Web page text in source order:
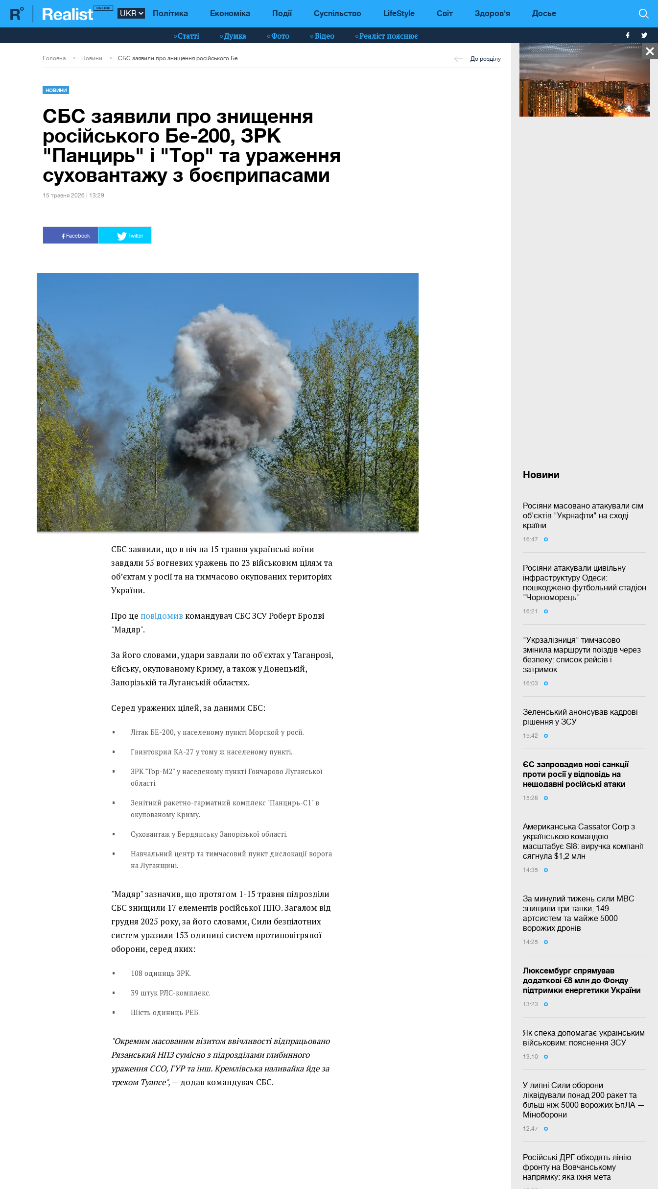
Політика Економіка Події Суспільство LifeStyle Світ Здоров'я Досье
Статті Думка Фото Відео Реаліст пояснює
Новини
Росіяни масовано атакували сім
об'єктів "Укрнафти" на сході
країни
16:47
Росіяни атакували цивільну
інфраструктуру Одеси:
пошкоджено футбольний стадіон
"Чорноморець"
16:21
"Укрзалізниця" тимчасово
змінила маршрути поїздів через
безпеку: список рейсів і
затримок
16:03
Зеленський анонсував кадрові
рішення у ЗСУ
15:42
ЄС запровадив нові санкції
проти росії у відповідь на
нещодавні російські атаки
15:26
Американська Cassator Corp з
українською командою
масштабує SI8: виручка компанії
сягнула $1,2 млн
14:35
За минулий тижень сили МВС
знищили три танки, 149
артсистем та майже 5000
ворожих дронів
14:25
Люксембург спрямував
додаткові €8 млн до Фонду
підтримки енергетики України
13:23
Як спека допомагає українським
військовим: пояснення ЗСУ
13:10
У липні Сили оборони
ліквідували понад 200 ракет та
більш ніж 5000 ворожих БпЛА —
Міноборони
12:47
Російські ДРГ обходять лінію
фронту на Вовчанському
напрямку: яка їхня мета
Головна Новини До розділу
НОВИНИ
СБС заявили про знищення
російського Бе-200, ЗРК
"Панцирь" і "Тор" та ураження
суховантажу з боєприпасами
15 травня 2026 | 13:29
Facebook Twitter
СБС заявили, що в ніч на 15 травня українські воїни
завдали 55 вогневих уражень по 23 військовим цілям та
обʼєктам у росії та на тимчасово окупованих територіях
України.
Про це повідомив командувач СБС ЗСУ Роберт Бродві
"Мадяр".
За його словами, удари завдали по об'єктах у Таганрозі,
Єйську, окупованому Криму, а також у Донецькій,
Запорізькій та Луганській областях.
Серед уражених цілей, за даними СБС:
Літак БЕ-200, у населеному пункті Морской у росії.
Гвинтокрил КА-27 у тому ж населеному пункті.
ЗРК "Тор-М2" у населеному пункті Гончарово Луганської
області.
Зенітний ракетно-гарматний комплекс "Панцирь-С1" в
окупованому Криму.
Суховантаж у Бердянську Запорізької області.
Навчальний центр та тимчасовий пункт дислокації ворога
на Луганщині.
"Мадяр" зазначив, що протягом 1-15 травня підрозділи
СБС знищили 17 елементів російської ППО. Загалом від
грудня 2025 року, за його словами, Сили безпілотних
систем уразили 153 одиниці систем протиповітряної
оборони, серед яких:
108 одиниць ЗРК.
39 штук РЛС-комплекс.
Шість одиниць РЕБ.
"Окремим масованим візитом ввічливості відпрацьовано
Рязанський НПЗ сумісно з підрозділами глибинного
ураження ССО, ГУР та інш. Кремлівська наливайка йде за
треком Туапсе", — додав командувач СБС.